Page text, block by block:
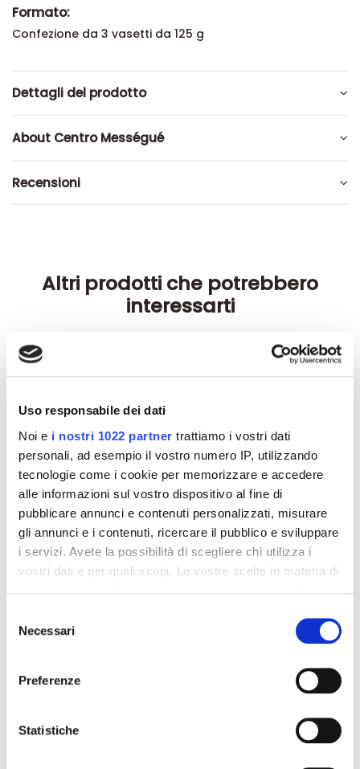
Uso responsabile dei dati
Noi e i nostri 1022 partner trattiamo i vostri dati
personali, ad esempio il vostro numero IP, utilizzando
tecnologie come i cookie per memorizzare e accedere
alle informazioni sul vostro dispositivo al fine di
pubblicare annunci e contenuti personalizzati, misurare
gli annunci e i contenuti, ricercare il pubblico e sviluppare
i servizi. Avete la possibilità di scegliere chi utilizza i
vostri dati e per quali scopi. Le vostre scelte in materia di
modificare o revocare il proprio consenso in qualsiasi
momento dalla Dichiarazione sui cookie o facendo clic
raccogliere informazioni sulla tua posizione
geografica, con un'approssimazione di qualche
delNecessari
Preferenze
Statistiche
Formato:
Confezione da 3 vasetti da 125 g
Dettagli del prodotto
About Centro Mességué
Recensioni
Altri prodotti che potrebbero
interessarti
Integratori per dimagrire
Amin 21 K al cacao - 21
-42%
Integratori per dimagrire
Amin 21 K neutro